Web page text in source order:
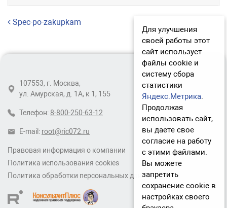
Навигация по записям
Spec-po-zakupkam
Правовая информация о компании
Политика использования cookies
Политика обработки персональных данных
107553, г. Москва,
ул. Амурская, д. 1А, к 1, 155
Телефон: 8-800-250-63-12
E-mail: root@ric072.ru
Для улучшения
своей работы этот
сайт использует
файлы cookie и
систему сбора
статистики
Яндекс.Метрика.
Продолжая
использовать сайт,
вы даете свое
согласие на работу
с этими файлами.
Вы можете
запретить
сохранение cookie в
настройках своего